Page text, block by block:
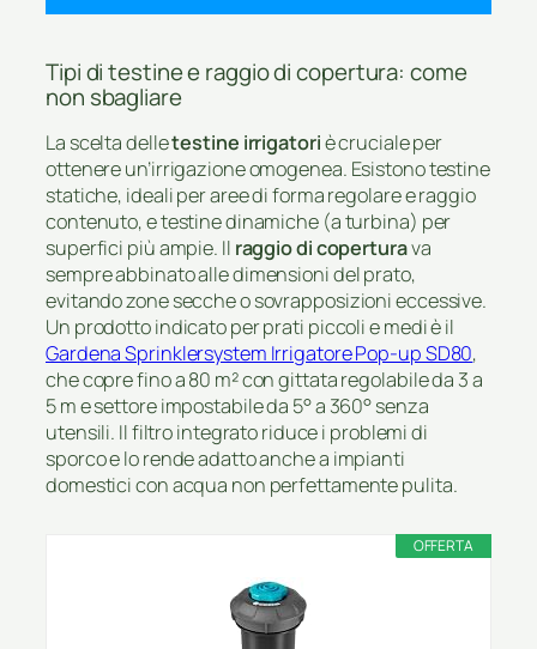
Tipi di testine e raggio di copertura: come
non sbagliare
La scelta delletestine irrigatoriè cruciale per
ottenere un’irrigazione omogenea. Esistono testine
statiche, ideali per aree di forma regolare e raggio
contenuto, e testine dinamiche (a turbina) per
superfici più ampie. Il raggio di coperturava
sempre abbinato alle dimensioni del prato,
evitando zone secche o sovrapposizioni eccessive.
Un prodotto indicato per prati piccoli e medi è il
Gardena Sprinklersystem Irrigatore Pop-up SD80,
che copre fino a 80 m² con gittata regolabile da 3 a
5 m e settore impostabile da 5° a 360° senza
utensili. Il filtro integrato riduce i problemi di
sporco e lo rende adatto anche a impianti
domestici con acqua non perfettamente pulita.
OFFERTA